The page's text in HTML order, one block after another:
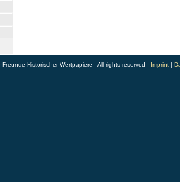
Historischer Wertpapiere - All rights reserved - Imprint |